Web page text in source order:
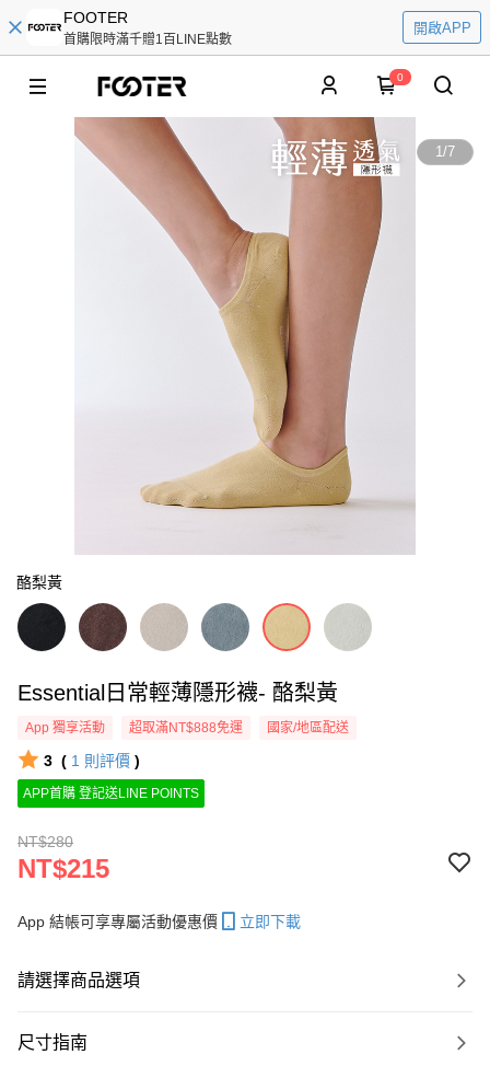
FOOTER
首購限時滿千贈1百LINE點數
開啟APP
0
1/7
酪梨黃
Essential日常輕薄隱形襪- 酪梨黃
App 獨享活動 超取滿NT$888免運 國家/地區配送
3 ( 1 則評價 )
APP首購 登記送LINE POINTS
NT$280
NT$215
App 結帳可享專屬活動優惠價 立即下載
請選擇商品選項
尺寸指南